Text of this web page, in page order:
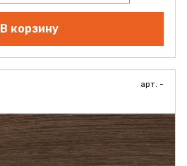
В корзину
арт. -